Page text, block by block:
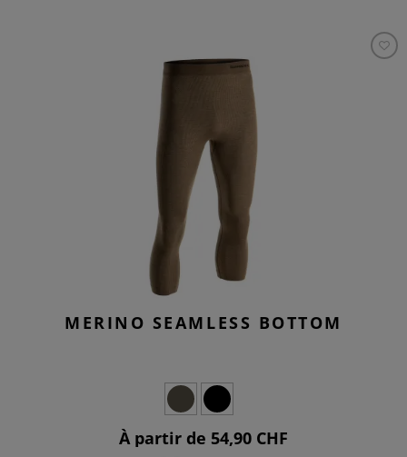
MERINO SEAMLESS BOTTOM
À partir de 54,90 CHF